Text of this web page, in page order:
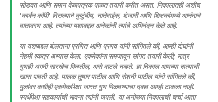
सोडवत आणि समान वेळापत्रक पाळत तयारी करीत असत. निकालातही अशीच
'कार्बन कॉपी' दिसल्याने कुटुंबीय, नातेवाईक, शेजारी आणि शिक्षकांमध्ये आनंदाचे
वातावरण आहे. त्यांच्या यशाबद्दल अनेकांनी त्यांचे अभिनंदन केले आहे.
या यशाबद्दल बोलताना प्रणित आणि प्रणव यांनी सांगितले की, आम्ही दोघांनी
नेहमी एकत्र अभ्यास केला. एकमेकांना समजावून सांगत तयारी केली; मात्र
गुणही अगदी सारखेच मिळतील, असे वाटले नव्हते. हा निकाल आमच्या नात्याची
खास पावती आहे. पालक तुषार पाटील आणि रोशनी पाटील यांनी सांगितले की,
मुलांवर कधीही एकमेकांपेक्षा जास्त गुण मिळवण्याचा दबाव आम्ही टाकला नाही.
स्पर्धेपेक्षा सहकार्याची भावना त्यांनी जपली. या अनोख्या निकालाची चर्चा आता